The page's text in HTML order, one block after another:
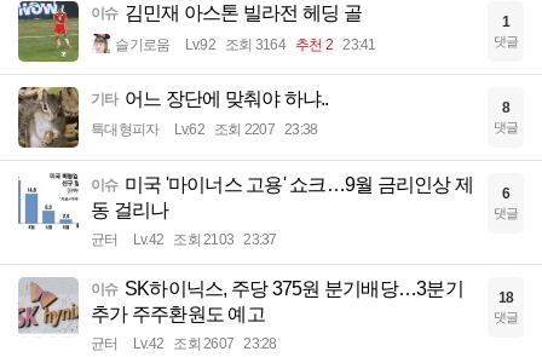
이슈 김민재 아스톤 빌라전 헤딩 골
슬기로움 Lv.92 조회 3164 추천 2 23:41
1
댓글
기타 어느 장단에 맞춰야 하냐..
특대형피자 Lv.62 조회 2207 23:38
8
댓글
이슈 미국 '마이너스 고용' 쇼크…9월 금리인상 제
동 걸리나
균터 Lv.42 조회 2103 23:37
6
댓글
이슈 SK하이닉스, 주당 375원 분기배당…3분기
추가 주주환원도 예고
균터 Lv.42 조회 2607 23:28
18
댓글